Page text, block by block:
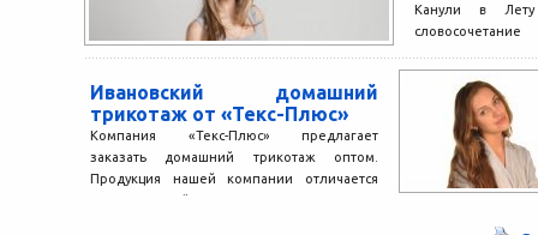
Канули в
потерявшим
расцветки, и
Ивановский домашний
трикотаж от «Текс-Плюс»
Компания «Текс-Плюс» предлагает
заказать домашний трикотаж оптом.
Продукция нашей компании отличается
модным дизайном и отменным качеством.